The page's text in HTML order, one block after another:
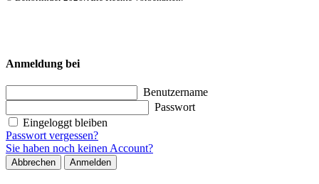
Anmeldung bei
Benutzername
Passwort
Eingeloggt bleiben
Passwort vergessen?
Sie haben noch keinen Account?
Abbrechen Anmelden